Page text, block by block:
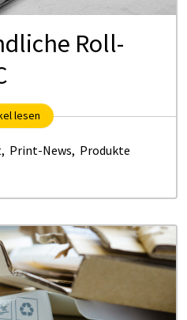
Roll-
lesen
, Print-News, Produkte